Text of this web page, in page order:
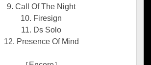
9. Call Of The Night
10. Firesign
11. Ds Solo
12. Presence Of Mind